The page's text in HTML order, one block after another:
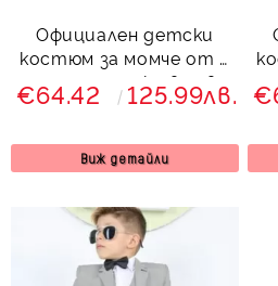
Официален детски
костюм за момче от 5
части със сако в сиво
Сивина
€64.42 125.99лв.
Виж детайли